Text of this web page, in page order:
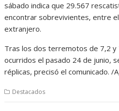
sábado indica que 29.567
encontrar sobrevivientes, entre
extranjero.
Tras los dos terremotos de 7,2 y
ocurridos el pasado 24 de junio,
réplicas, precisó el comunicado. /
Destacados